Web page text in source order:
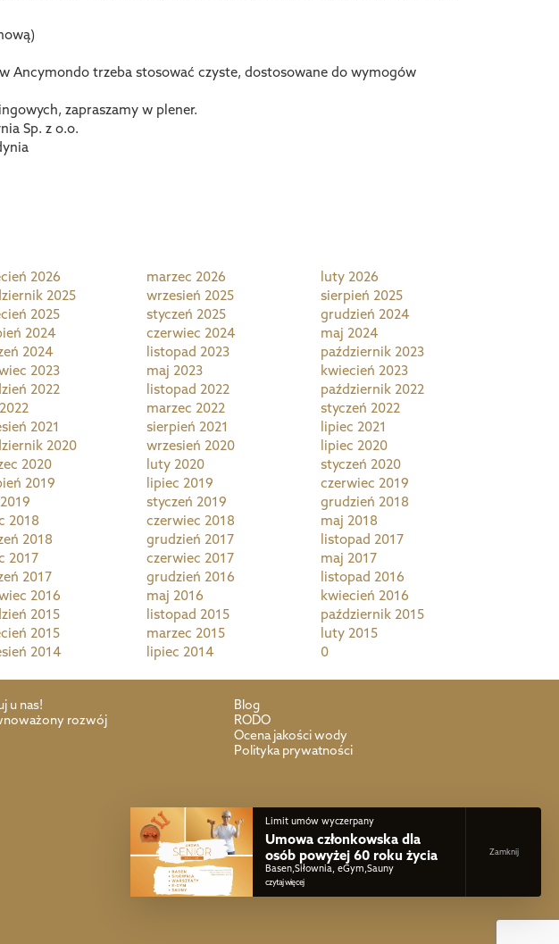
Ancymondo trzeba stosować czyste, dostosowane do wymogów
zapraszamy w plener.
Sp. z o.o.
2026 marzec 2026
luty 2026
2025 wrzesień 2025
sierpień 2025
2025 styczeń 2025
grudzień 2024
2024 czerwiec 2024
maj 2024
2024 listopad 2023
październik 2023
2023 maj 2023
kwiecień 2023
2022 listopad 2022
październik 2022
marzec 2022
styczeń 2022
2021 sierpień 2021
lipiec 2021
2020 wrzesień 2020
lipiec 2020
2020 luty 2020
styczeń 2020
2019 lipiec 2019
czerwiec 2019
styczeń 2019
grudzień 2018
2018 czerwiec 2018
maj 2018
2018 grudzień 2017
listopad 2017
2017 czerwiec 2017
maj 2017
2017 grudzień 2016
listopad 2016
2016 maj 2016
kwiecień 2016
2015 listopad 2015
październik 2015
2015 marzec 2015
luty 2015
2014 lipiec 2014 0
u nas!
rozwój
Blog
RODO
Ocena jakości wody
Polityka prywatności
Limit umów wyczerpany
Umowa członkowska dla
osób powyżej 60 roku życia
Basen,Siłownia, eGym,Sauny
czytaj więcej